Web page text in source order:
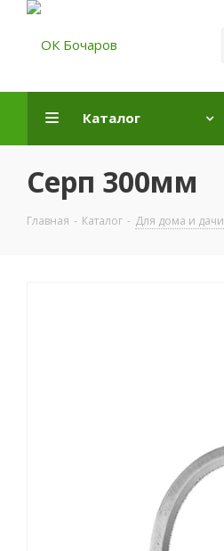
Каталог
Серп 300мм
Главная - Каталог - Для дома и дачи